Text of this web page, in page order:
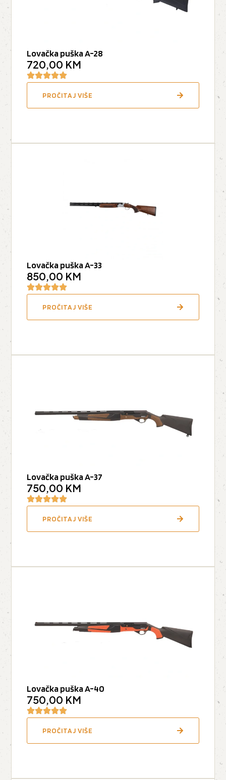
Lovačka puška A-28
720,00 KM
PROČITAJ VIŠE
Lovačka puška A-33
850,00 KM
PROČITAJ VIŠE
Lovačka puška A-37
750,00 KM
PROČITAJ VIŠE
Lovačka puška A-40
750,00 KM
PROČITAJ VIŠE